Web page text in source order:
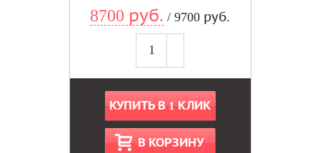
8700 руб. / 9700 руб.
КУПИТЬ В 1 КЛИК
В КОРЗИНУ